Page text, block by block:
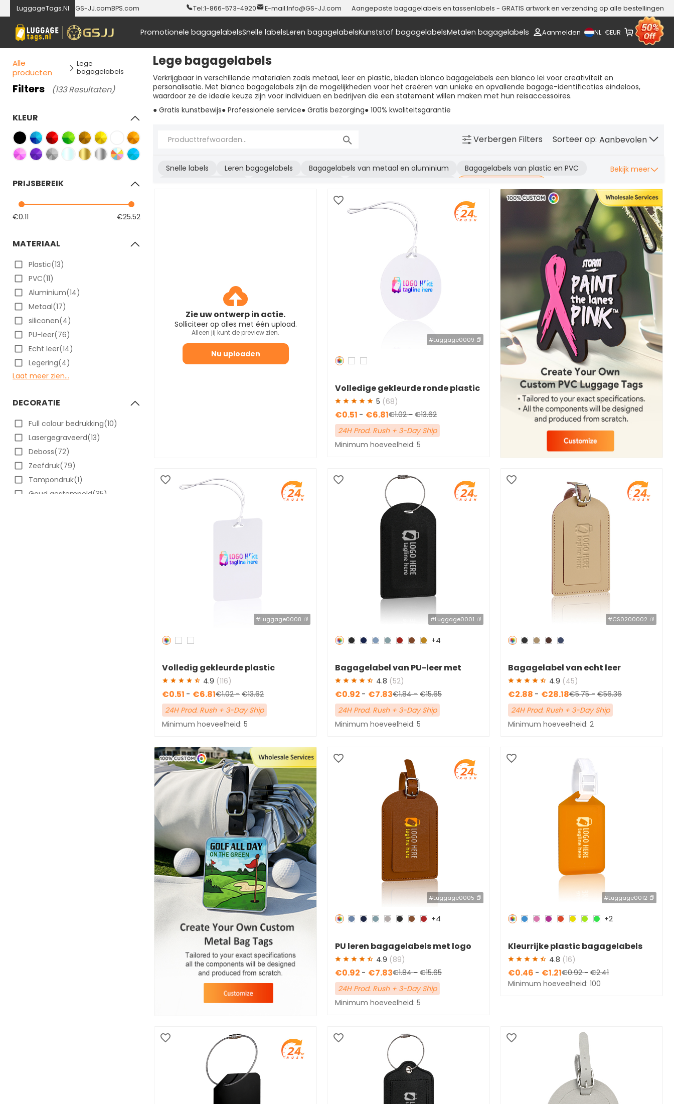
LuggageTags.Nl GS-JJ.comBPS.com Tel:1-866-573-4920 E-mail:Info@GS-JJ.com Aangepaste bagagelabels en tassenlabels - GRATIS artwork en verzending op alle bestellingen
Promotionele bagagelabelsSnelle labelsLeren bagagelabelsKunststof bagagelabelsMetalen bagagelabels Aanmelden NL €EUR
Alle
producten
Lege
bagagelabels
Filters (133 Resultaten)
KLEUR
PRIJSBEREIK
€0.11 €25.52
MATERIAAL
Plastic(13)
PVC(11)
Aluminium(14)
Metaal(17)
siliconen(4)
PU-leer(76)
Echt leer(14)
Legering(4)
Laat meer zien...
DECORATIE
Full colour bedrukking(10)
Lasergegraveerd(13)
Deboss(72)
Zeefdruk(79)
Tampondruk(1)
Goud gestempeld(35)
Lege bagagelabels
Verkrijgbaar in verschillende materialen zoals metaal, leer en plastic, bieden blanco bagagelabels een blanco lei voor creativiteit en
personalisatie. Met blanco bagagelabels zijn de mogelijkheden voor het creëren van unieke en opvallende bagage-identificaties eindeloos,
waardoor ze de ideale keuze zijn voor individuen en bedrijven die een statement willen maken met hun reisaccessoires.
● Gratis kunstbewijs● Professionele service● Gratis bezorging● 100% kwaliteitsgarantie
Verbergen Filters Sorteer op: Aanbevolen
Snelle labels Leren bagagelabels Bagagelabels van metaal en aluminium
Bagagelabels van plastic en PVC
Bekijk meer
Zie uw ontwerp in actie.
Solliciteer op alles met één upload.
Alleen jij kunt de preview zien.
Nu uploaden
#Luggage0009
Volledige gekleurde ronde plastic
bagagelabels met riem
5 (68)
€0.51 - €6.81€1.02- €13.62
24H Prod. Rush + 3-Day Ship
Minimum hoeveelheid: 5
#Luggage0008
Volledig gekleurde plastic
bagagelabels met riem
4.9 (116)
€0.51 - €6.81€1.02- €13.62
24H Prod. Rush + 3-Day Ship
Minimum hoeveelheid: 5
#Luggage0001
+4
Bagagelabel van PU-leer met
logo op maat
4.8 (52)
€0.92 - €7.83€1.84- €15.65
24H Prod. Rush + 3-Day Ship
Minimum hoeveelheid: 5
#CS0200002
Bagagelabel van echt leer
4.9 (45)
€2.88 - €28.18€5.75- €56.36
24H Prod. Rush + 3-Day Ship
Minimum hoeveelheid: 2
#Luggage0005
+4
PU leren bagagelabels met logo
4.9 (89)
€0.92 - €7.83€1.84- €15.65
24H Prod. Rush + 3-Day Ship
Minimum hoeveelheid: 5
#Luggage0012
+2
Kleurrijke plastic bagagelabels
met logo 4.8 (16)
€0.46 - €1.21€0.92- €2.41
Minimum hoeveelheid: 100